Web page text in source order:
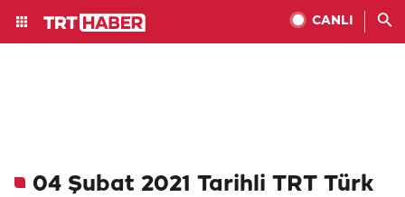
CANLI
04 Şubat 2021 Tarihli TRT Türk